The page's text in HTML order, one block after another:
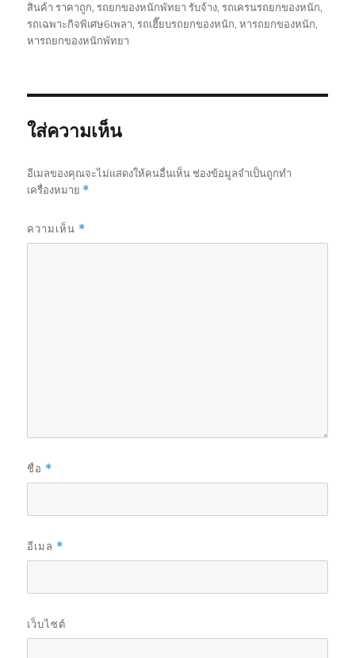
สินค้า ราคาถูก,รถยกของหนักพัทยา รับจ้าง,รถเครนรถยกของหนัก,
รถเฉพาะกิจพิเศษ6เพลา,รถเฮี๊ยบรถยกของหนัก,หารถยกของหนัก,
หารถยกของหนักพัทยา
ใส่ความเห็น
อีเมลของคุณจะไม่แสดงให้คนอื่นเห็น ช่องข้อมูลจำเป็นถูกทำ
เครื่องหมาย *
ความเห็น *
ชื่อ *
อีเมล *
เว็บไซต์